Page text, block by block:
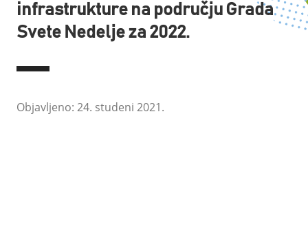
infrastrukture na području Grada
Svete Nedelje za 2022.
Objavljeno: 24. studeni 2021.